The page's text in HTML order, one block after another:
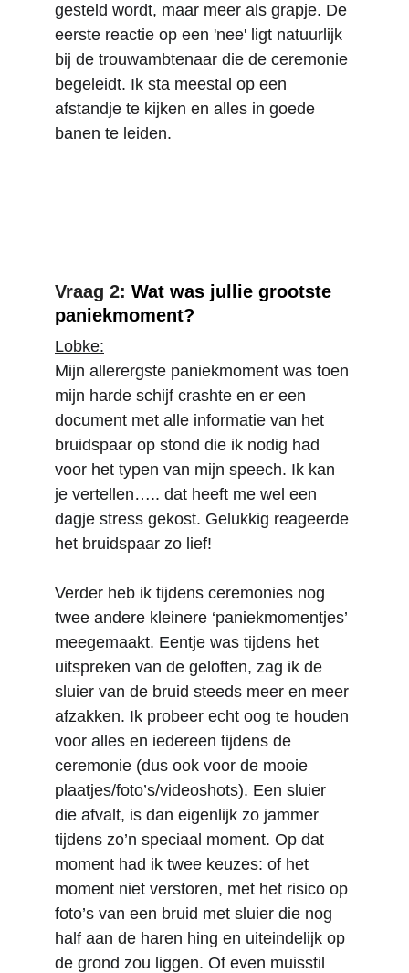
gesteld wordt, maar meer als grapje. De
eerste reactie op een 'nee' ligt natuurlijk
bij de trouwambtenaar die de ceremonie
begeleidt. Ik sta meestal op een
afstandje te kijken en alles in goede
banen te leiden.
Vraag 2: Wat was jullie grootste
paniekmoment?
Lobke:
Mijn allerergste paniekmoment was toen
mijn harde schijf crashte en er een
document met alle informatie van het
bruidspaar op stond die ik nodig had
voor het typen van mijn speech. Ik kan
je vertellen….. dat heeft me wel een
dagje stress gekost. Gelukkig reageerde
het bruidspaar zo lief!
Verder heb ik tijdens ceremonies nog
twee andere kleinere ‘paniekmomentjes’
meegemaakt. Eentje was tijdens het
uitspreken van de geloften, zag ik de
sluier van de bruid steeds meer en meer
afzakken. Ik probeer echt oog te houden
voor alles en iedereen tijdens de
ceremonie (dus ook voor de mooie
plaatjes/foto’s/videoshots). Een sluier
die afvalt, is dan eigenlijk zo jammer
tijdens zo’n speciaal moment. Op dat
moment had ik twee keuzes: of het
moment niet verstoren, met het risico op
foto’s van een bruid met sluier die nog
half aan de haren hing en uiteindelijk op
de grond zou liggen. Of even muisstil